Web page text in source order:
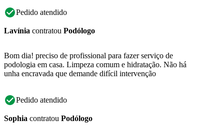
Pedido atendido
Lavínia contratou Podólogo
Bom dia! preciso de profissional para fazer serviço de
podologia em casa. Limpeza comum e hidratação. Não há
unha encravada que demande difícil intervenção
Pedido atendido
Sophia contratou Podólogo